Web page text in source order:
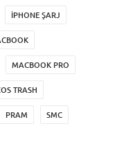
IPHONE ŞARJ
MACBOOK PRO
TRASH
PRAM SMC